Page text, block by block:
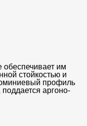
им
стойкостью и
профиль
аргоно-